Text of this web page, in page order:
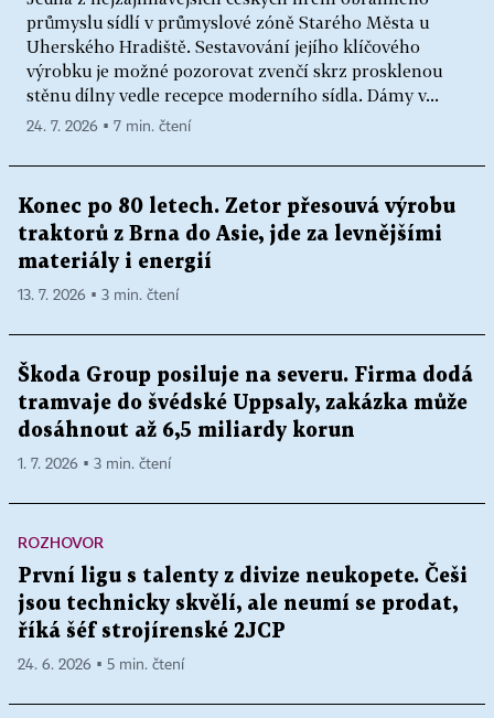
průmyslu sídlí v průmyslové zóně Starého Města u
Uherského Hradiště. Sestavování jejího klíčového
výrobku je možné pozorovat zvenčí skrz prosklenou
stěnu dílny vedle recepce moderního sídla. Dámy v...
24. 7. 2026 ▪ 7 min. čtení
Konec po 80 letech. Zetor přesouvá výrobu
traktorů z Brna do Asie, jde za levnějšími
materiály i energií
13. 7. 2026 ▪ 3 min. čtení
Škoda Group posiluje na severu. Firma dodá
tramvaje do švédské Uppsaly, zakázka může
dosáhnout až 6,5 miliardy korun
1. 7. 2026 ▪ 3 min. čtení
ROZHOVOR
První ligu s talenty z divize neukopete. Češi
jsou technicky skvělí, ale neumí se prodat,
říká šéf strojírenské 2JCP
24. 6. 2026 ▪ 5 min. čtení